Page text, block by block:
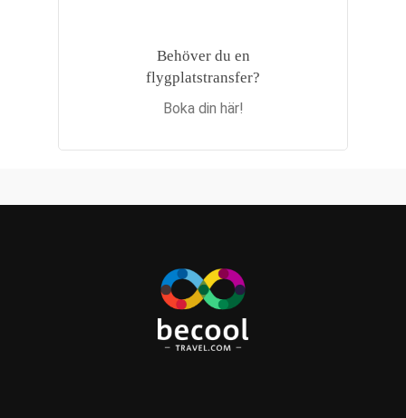
Behöver du en
flygplatstransfer?
Boka din här!